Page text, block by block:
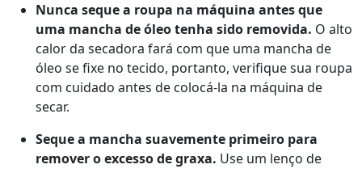
Nunca seque a roupa na máquina antes que
uma mancha de óleo tenha sido removida. O alto
calor da secadora fará com que uma mancha de
óleo se fixe no tecido, portanto, verifique sua roupa
com cuidado antes de colocá-la na máquina de
secar.
Seque a mancha suavemente primeiro para
remover o excesso de graxa. Use um lenço de